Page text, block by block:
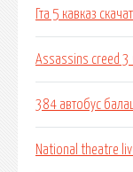
Гта 5 кавказ
Assassins creed 3
384 автобус
National theatre